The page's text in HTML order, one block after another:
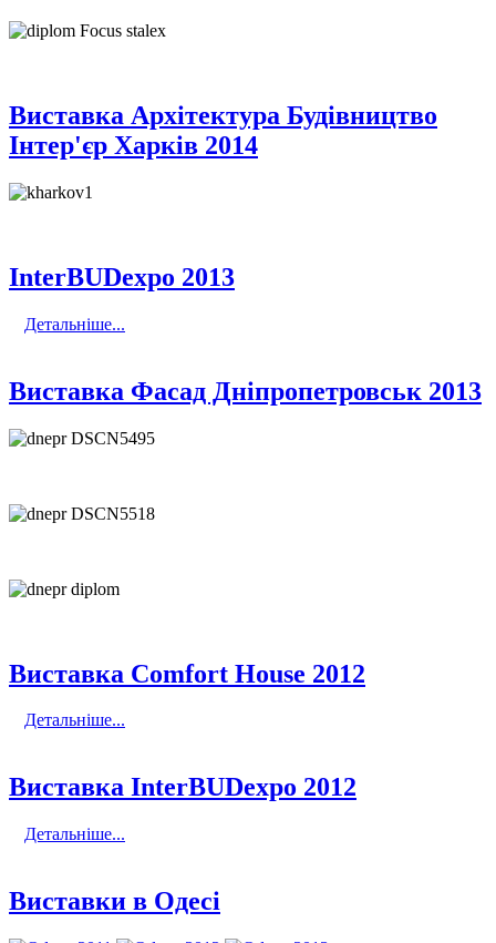
Виставка Архітектура Будівництво
Інтер'єр Харків 2014
InterBUDexpo 2013
Детальніше...
Виставка Фасад Дніпропетровськ 2013
Виставка Comfort House 2012
Детальніше...
Виставка InterBUDexpo 2012
Детальніше...
Виставки в Одесі